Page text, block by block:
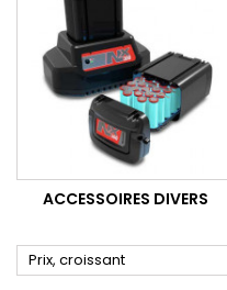
ACCESSOIRES DIVERS
Prix, croissant